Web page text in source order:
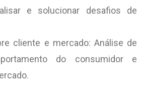
e solucionar desafios de
cliente e mercado: Análise de
do consumidor e